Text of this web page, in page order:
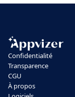
Confidentialité
Transparence
CGU
À propos